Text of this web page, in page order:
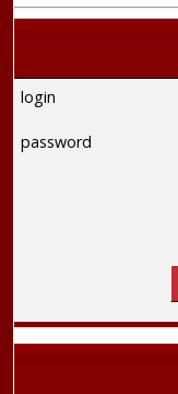
login
password